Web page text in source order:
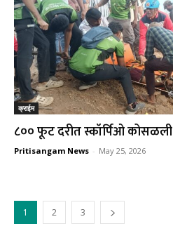
क्राईम
८०० फूट दरीत स्कॉर्पिओ
Pritisangam News - May 25, 2026
1 2 3